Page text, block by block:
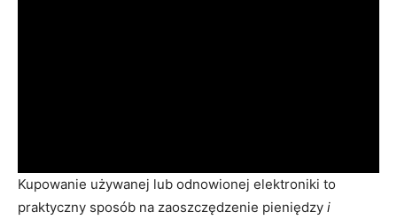
Kupowanie używanej lub odnowionej elektroniki to
praktyczny sposób na zaoszczędzenie pieniędzy i